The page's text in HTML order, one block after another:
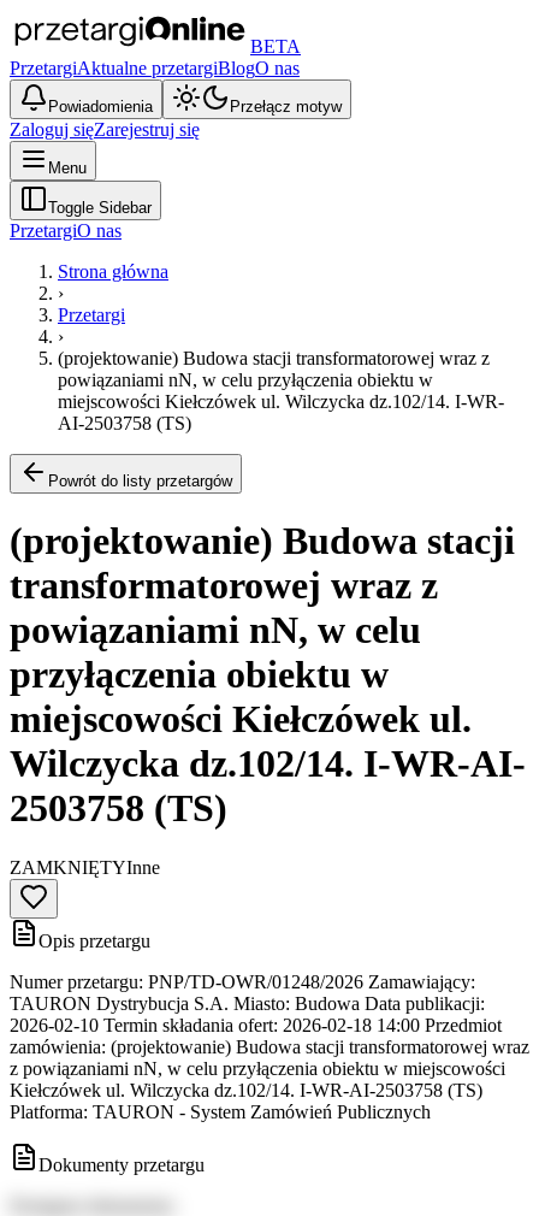
BETA
PrzetargiAktualne przetargiBlogO nas
Powiadomienia Przełącz motyw
Zaloguj sięZarejestruj się
Menu
Toggle Sidebar
PrzetargiO nas
Strona główna
›
Przetargi
›
(projektowanie) Budowa stacji transformatorowej wraz z
powiązaniami nN, w celu przyłączenia obiektu w
miejscowości Kiełczówek ul. Wilczycka dz.102/14. I-WR-
AI-2503758 (TS)
Powrót do listy przetargów
(projektowanie) Budowa stacji
transformatorowej wraz z
powiązaniami nN, w celu
przyłączenia obiektu w
miejscowości Kiełczówek ul.
Wilczycka dz.102/14. I-WR-AI-
2503758 (TS)
ZAMKNIĘTYInne
Opis przetargu
Numer przetargu: PNP/TD-OWR/01248/2026 Zamawiający:
TAURON Dystrybucja S.A. Miasto: Budowa Data publikacji:
2026-02-10 Termin składania ofert: 2026-02-18 14:00 Przedmiot
zamówienia: (projektowanie) Budowa stacji transformatorowej wraz
z powiązaniami nN, w celu przyłączenia obiektu w miejscowości
Kiełczówek ul. Wilczycka dz.102/14. I-WR-AI-2503758 (TS)
Platforma: TAURON - System Zamówień Publicznych
Dokumenty przetargu